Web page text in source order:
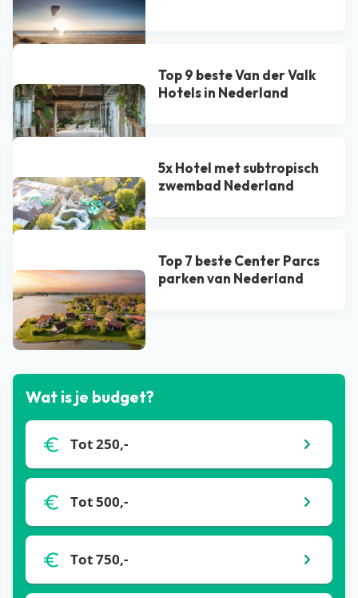
Top 9 beste Van der Valk
Hotel​s in Nederland
5x Hotel met subtropisch
zwembad Nederland
Top 7 beste Center Parcs
parken van Nederland
Bekijk alle blogs
Wat is je budget?
Tot 250,-
Tot 500,-
Tot 750,-